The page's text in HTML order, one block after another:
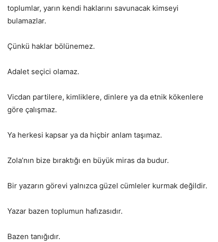
toplumlar, yarın kendi haklarını savunacak kimseyi
bulamazlar.
Çünkü haklar bölünemez.
Adalet seçici olamaz.
Vicdan partilere, kimliklere, dinlere ya da etnik kökenlere
göre çalışmaz.
Ya herkesi kapsar ya da hiçbir anlam taşımaz.
Zola’nın bize bıraktığı en büyük miras da budur.
Bir yazarın görevi yalnızca güzel cümleler kurmak değildir.
Yazar bazen toplumun hafızasıdır.
Bazen tanığıdır.